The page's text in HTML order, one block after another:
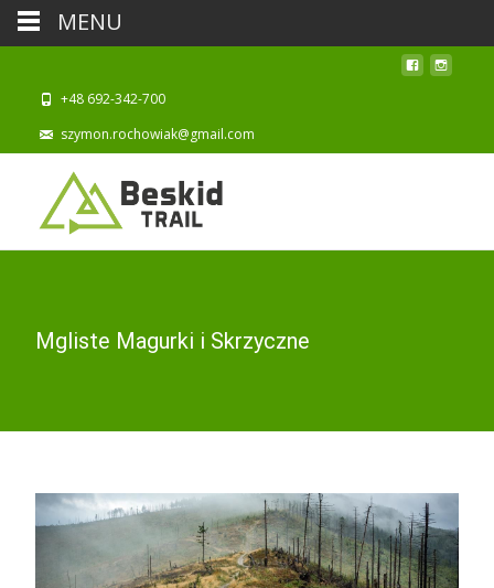
+48 692-342-700
szymon.rochowiak@gmail.com
Mgliste Magurki i Skrzyczne
MENU